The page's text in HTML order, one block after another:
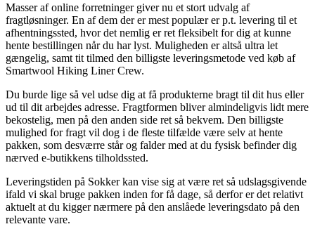
Masser af online forretninger giver nu et stort udvalg af
fragtløsninger. En af dem der er mest populær er p.t. levering til et
afhentningssted, hvor det nemlig er ret fleksibelt for dig at kunne
hente bestillingen når du har lyst. Muligheden er altså ultra let
gængelig, samt tit tilmed den billigste leveringsmetode ved køb af
Smartwool Hiking Liner Crew.
Du burde lige så vel udse dig at få produkterne bragt til dit hus eller
ud til dit arbejdes adresse. Fragtformen bliver almindeligvis lidt mere
bekostelig, men på den anden side ret så bekvem. Den billigste
mulighed for fragt vil dog i de fleste tilfælde være selv at hente
pakken, som desværre står og falder med at du fysisk befinder dig
nærved e-butikkens tilholdssted.
Leveringstiden på Sokker kan vise sig at være ret så udslagsgivende
ifald vi skal bruge pakken inden for få dage, så derfor er det relativt
aktuelt at du kigger nærmere på den anslåede leveringsdato på den
relevante vare.